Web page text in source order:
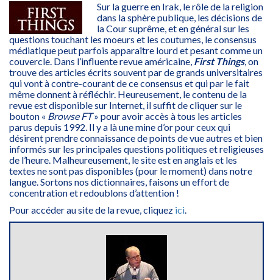
Sur la guerre en Irak, le rôle de la religion
dans la sphère publique, les décisions de
la Cour suprême, et en général sur les
questions touchant les moeurs et les coutumes, le consensus
médiatique peut parfois apparaître lourd et pesant comme un
couvercle. Dans l’influente revue américaine, First Things, on
trouve des articles écrits souvent par de grands universitaires
qui vont à contre-courant de ce consensus et qui par le fait
même donnent à réfléchir. Heureusement, le contenu de la
revue est disponible sur Internet, il suffit de cliquer sur le
bouton « Browse FT» pour avoir accès à tous les articles
parus depuis 1992. Il y a là une mine d’or pour ceux qui
désirent prendre connaissance de points de vue autres et bien
informés sur les principales questions politiques et religieuses
de l’heure. Malheureusement, le site est en anglais et les
textes ne sont pas disponibles (pour le moment) dans notre
langue. Sortons nos dictionnaires, faisons un effort de
concentration et redoublons d’attention !
Pour accéder au site de la revue, cliquez ici.